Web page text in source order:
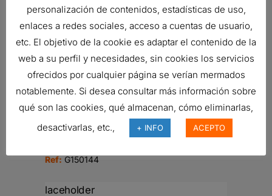
Related products
FILTRO DE AIRE, FPG RADIALSEAL
Ref:G070019
Ref: G150144
personalización de contenidos, estadísticas de uso,
enlaces a redes sociales, acceso a cuentas de usuario,
etc. El objetivo de la cookie es adaptar el contenido de la
web a su perfil y necesidades, sin cookies los servicios
ofrecidos por cualquier página se verían mermados
notablemente. Si desea consultar más información sobre
qué son las cookies, qué almacenan, cómo eliminarlas,
desactivarlas, etc.,
+ INFO ACEPTO